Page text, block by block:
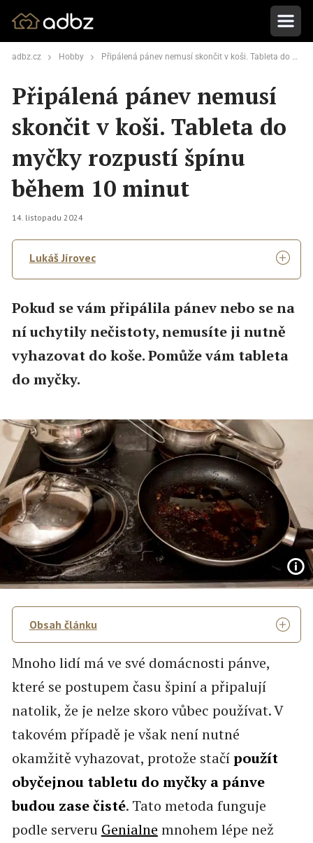
adbz.cz Hobby Připálená pánev nemusí skončit v koši. Tableta do myčky rozpustí špínu během 10 minut
Připálená pánev nemusí
skončit v koši. Tableta do
myčky rozpustí špínu
během 10 minut
14. listopadu 2024
Lukáš Jírovec
Pokud se vám připálila pánev nebo se na
ní uchytily nečistoty, nemusíte ji nutně
vyhazovat do koše. Pomůže vám tableta
do myčky.
Obsah článku
Mnoho lidí má ve své domácnosti pánve,
které se postupem času špiní a připalují
natolik, že je nelze skoro vůbec používat. V
takovém případě je však není nutné
okamžitě vyhazovat, protože stačípoužít
obyčejnou tabletu do myčky a pánve
budou zase čisté. Tato metoda funguje
podle serveru Genialne mnohem lépe než